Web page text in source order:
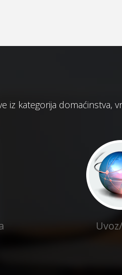
kategorija domaćinstva,